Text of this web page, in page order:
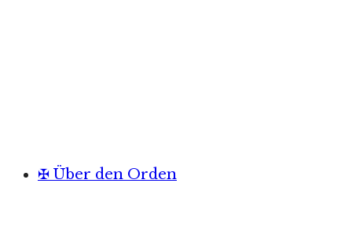
✠ Über den Orden